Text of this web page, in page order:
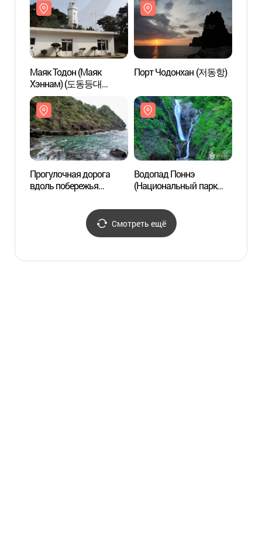
Маяк Тодон (Маяк
Хэннам) (도동등대
(행남등대))
Порт Чодонхан (저동항)
Прогулочная дорога
вдоль побережья
Водопад Поннэ
(Национальный парк
(봉래폭포 (울릉도, 독도
국가지질공원))
Смотреть ещё